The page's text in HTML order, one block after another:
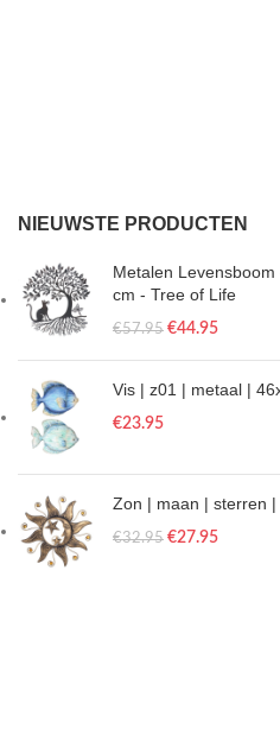
NIEUWSTE PRODUCTEN
Metalen
cm - Tree of Life
€57.95 €44.95
Vis | z01 | metaal |
€23.95
Zon | maan | sterren
€32.95 €27.95